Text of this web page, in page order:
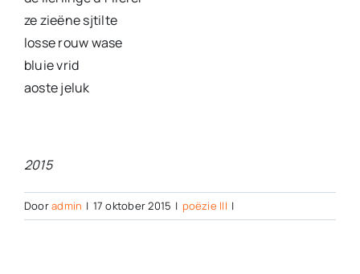
ze zieëne sjtilte
losse rouw wase
bluie vrid
aoste jeluk
2015
Dooradmin | 17 oktober 2015 | poëzie III |